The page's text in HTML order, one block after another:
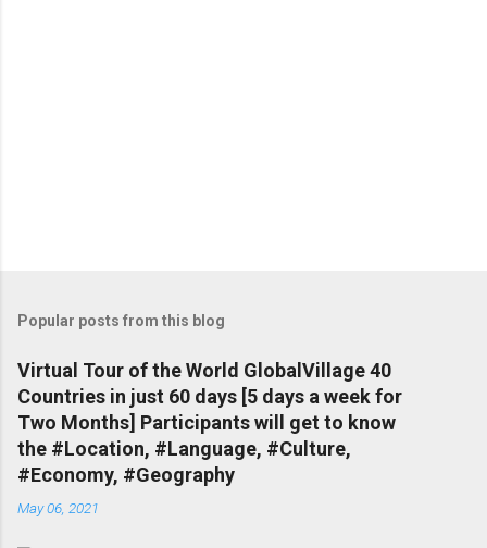
Popular posts from this blog
Virtual Tour of the World GlobalVillage 40
Countries in just 60 days [5 days a week for
Two Months] Participants will get to know
the #Location, #Language, #Culture,
#Economy, #Geography
May 06, 2021